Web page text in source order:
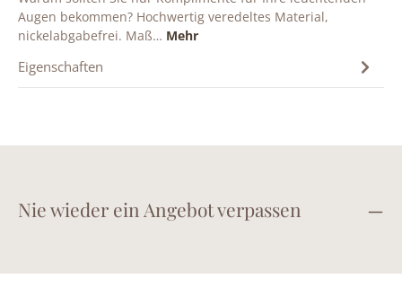
Augen bekommen? Hochwertig veredeltes Material,
nickelabgabefrei. Maß… Mehr
Eigenschaften
Nie wieder ein Angebot verpassen